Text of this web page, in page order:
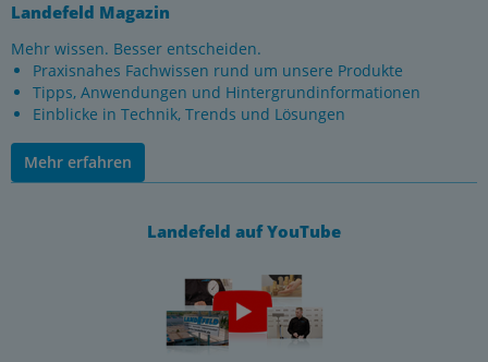
Landefeld Magazin
Mehr wissen. Besser entscheiden.
Praxisnahes Fachwissen rund um unsere Produkte
Tipps, Anwendungen und Hintergrundinformationen
Einblicke in Technik, Trends und Lösungen
Mehr erfahren
Landefeld auf YouTube